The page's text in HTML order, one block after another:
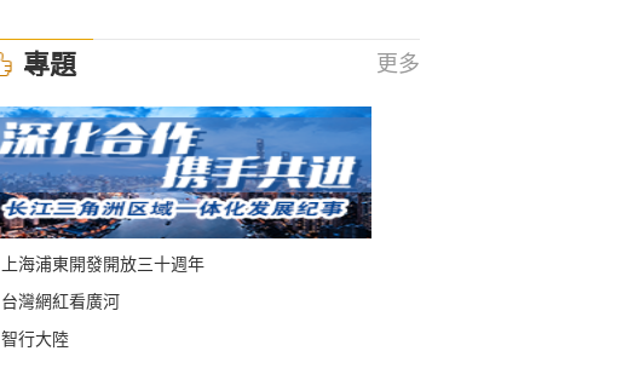
專題 更多
上海浦東開發開放三十週年
台灣網紅看廣河
智行大陸